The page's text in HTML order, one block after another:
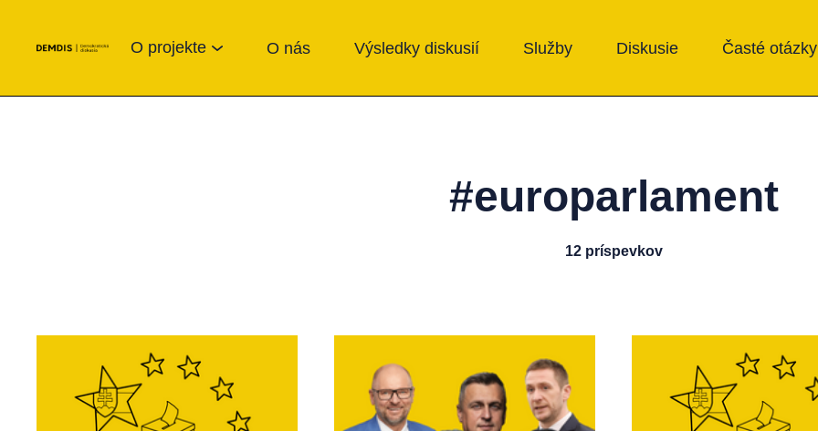
O projekte O nás Výsledky diskusií Služby Diskusie Časté otázky
#europarlament
12 príspevkov